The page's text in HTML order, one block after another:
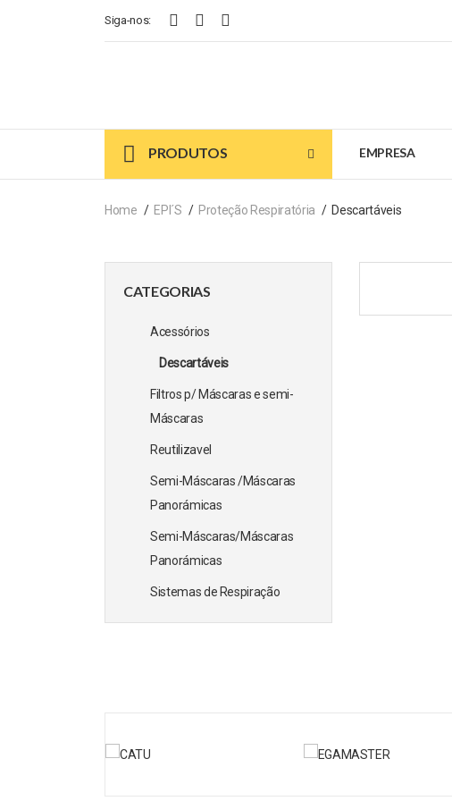
Siga-nos:
PRODUTOS EMPRESA
Home EPI´s Proteção Respiratória Descartáveis
CATEGORIAS
Acessórios
Descartáveis
Filtros p/ Máscaras e semi-
Máscaras
Reutilizavel
Semi-Máscaras /Máscaras
Panorámicas
Semi-Máscaras/Máscaras
Panorámicas
Sistemas de Respiração